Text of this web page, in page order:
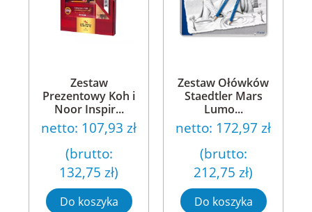
Zestaw
Prezentowy Koh i
Noor Inspir...
netto: 107,93 zł
(brutto:
132,75 zł)
Do koszyka
Zestaw Ołówków
Staedtler Mars
Lumo...
netto: 172,97 zł
(brutto:
212,75 zł)
Do koszyka